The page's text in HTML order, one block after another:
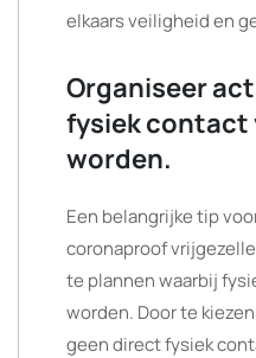
elkaars veiligheid en
Organiseer
fysiek contact
worden.
Een belangrijke tip
coronaproof
te plannen waarbij
worden. Door te
geen direct fysiek